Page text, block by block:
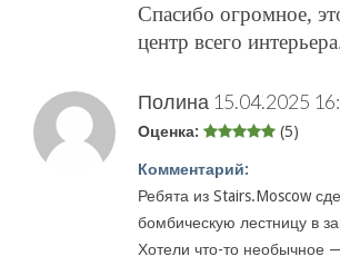
Спасибо огромное,
центр всего
Полина 15.04.2025
Оценка: (5)
Комментарий:
Ребята из Stairs.Moscow
бомбическую лестницу в
Хотели что-то необычное